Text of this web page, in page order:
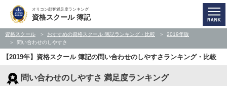
オリコン顧客満足度ランキング
資格スクール 簿記
資格スクール おすすめの資格スクール 簿記ランキング・比較
2019年版
問い合わせのしやすさ
【2019年】資格スクール 簿記の問い合わせのしやすさランキング・比較
問い合わせのしやすさ 満足度ランキング